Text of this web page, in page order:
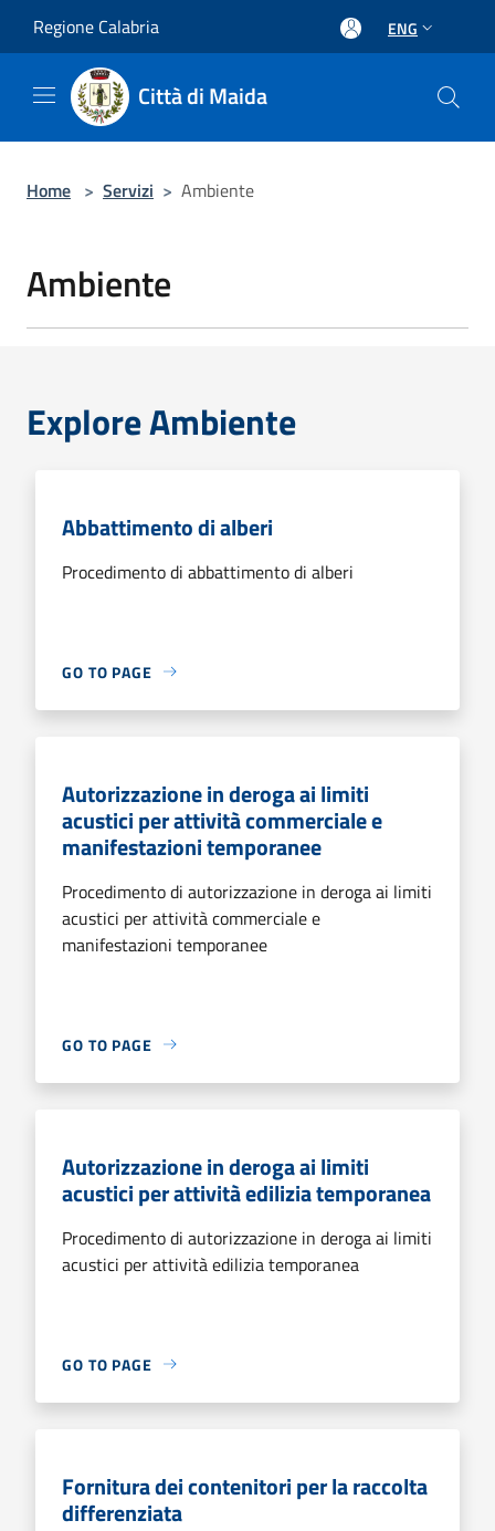
Regione Calabria ENG
Città di Maida
Home > Servizi > Ambiente
Ambiente
Explore Ambiente
Abbattimento di alberi
Procedimento di abbattimento di alberi
GO TO PAGE
Autorizzazione in deroga ai limiti
acustici per attività commerciale e
manifestazioni temporanee
Procedimento di autorizzazione in deroga ai limiti
acustici per attività commerciale e
manifestazioni temporanee
GO TO PAGE
Autorizzazione in deroga ai limiti
acustici per attività edilizia temporanea
Procedimento di autorizzazione in deroga ai limiti
acustici per attività edilizia temporanea
GO TO PAGE
Fornitura dei contenitori per la raccolta
differenziata